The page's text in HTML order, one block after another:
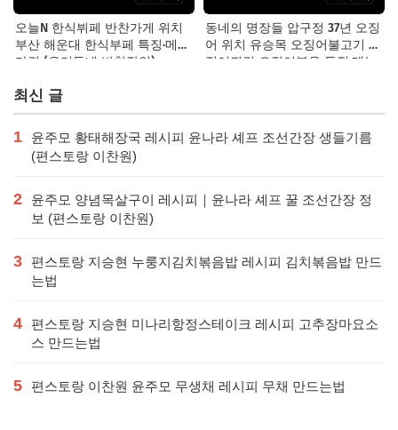
오늘N 한식뷔페 반찬가게 위치
부산 해운대 한식부페 특징·메뉴·
가격 (우리동네 반찬장인)
동네의 명장들 압구정 37년 오징
어 위치 유승목 오징어불고기 오
징어튀김 오징어볶음 특징·메뉴·
최신 글
1
윤주모 황태해장국 레시피 윤나라 셰프 조선간장 생들기름
(편스토랑 이찬원)
2
윤주모 양념목살구이 레시피｜윤나라 셰프 꿀 조선간장 정
보 (편스토랑 이찬원)
3
편스토랑 지승현 누룽지김치볶음밥 레시피 김치볶음밥 만드
는법
4
편스토랑 지승현 미나리항정스테이크 레시피 고추장마요소
스 만드는법
5 편스토랑 이찬원 윤주모 무생채 레시피 무채 만드는법